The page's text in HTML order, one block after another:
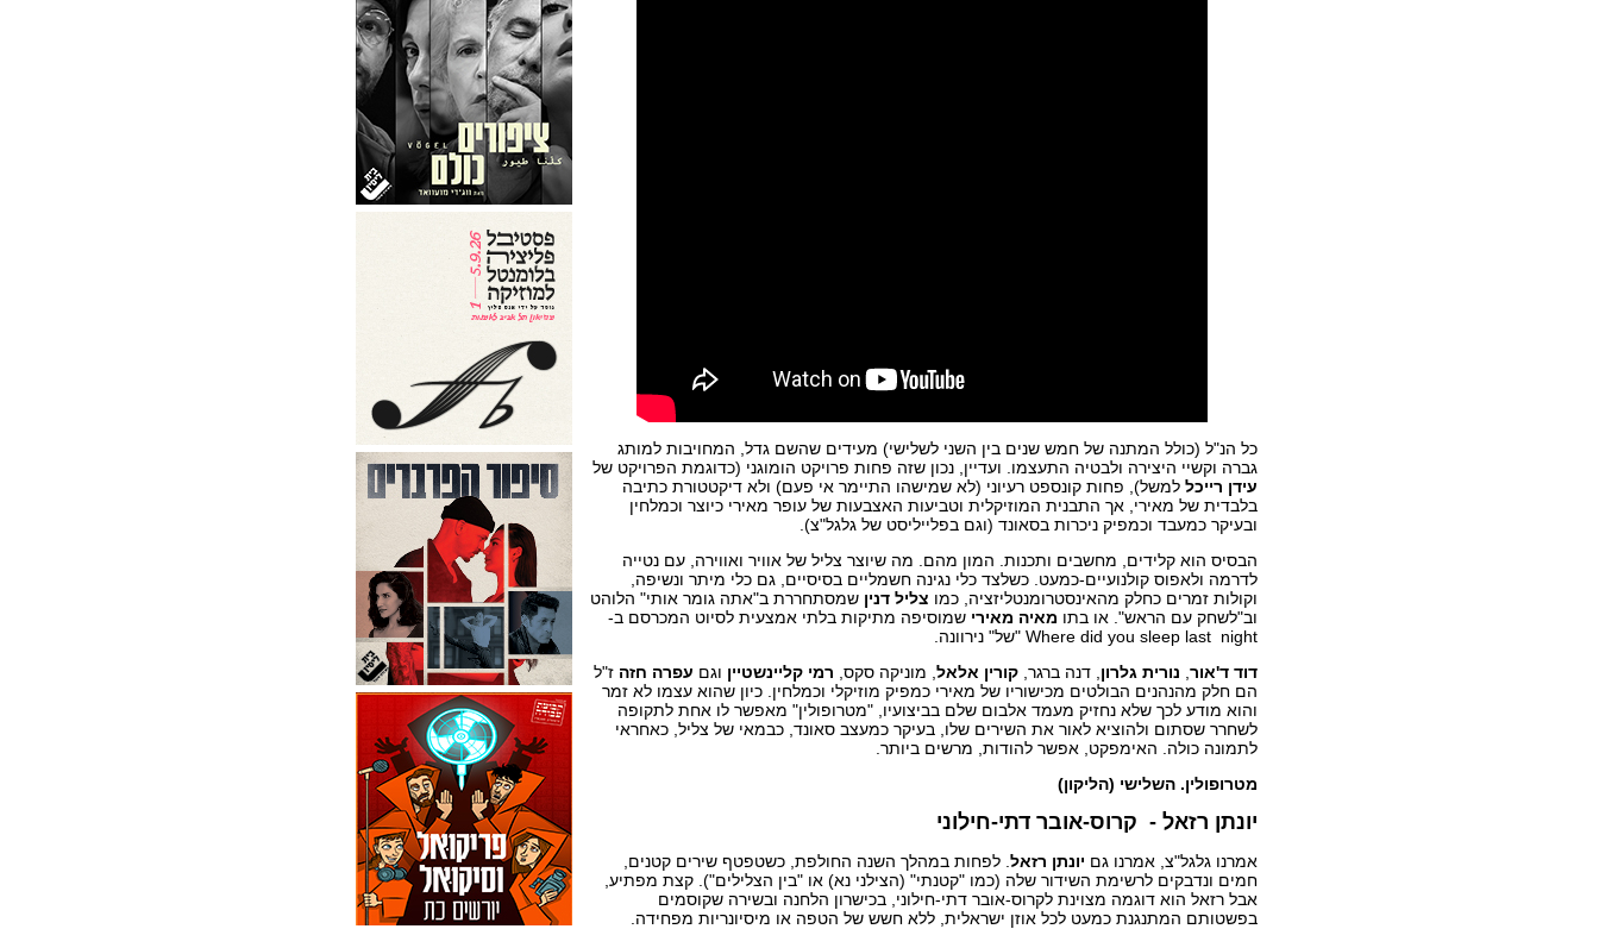
כל הנ"ל (כולל המתנה של חמש שנים בין השני לשלישי) מעידים שהשם גדל, המחויבות למותג
גברה וקשיי היצירה ולבטיה התעצמו. ועדיין, נכון שזה פחות פרויקט הומוגני (כדוגמת הפרויקט של
עידן רייכל למשל), פחות קונספט רעיוני (לא שמישהו התיימר אי פעם) ולא דיקטטורת כתיבה
בלבדית של מאירי, אך התבנית המוזיקלית וטביעות האצבעות של עופר מאירי כיוצר וכמלחין
ובעיקר כמעבד וכמפיק ניכרות בסאונד (וגם בפלייליסט של גלגל"צ).
הבסיס הוא קלידים, מחשבים ותכנות. המון מהם. מה שיוצר צליל של אוויר ואווירה, עם נטייה
לדרמה ולאפוס קולנועיים-כמעט. כשלצד כלי נגינה חשמליים בסיסיים, גם כלי מיתר ונשיפה,
וקולות זמרים כחלק מהאינסטרומנטליזציה, כמו צליל דנין שמסתחררת ב"אתה גומר אותי" הלוהט
וב"לשחק עם הראש". או בתו מאיה מאירי שמוסיפה מתיקות בלתי אמצעית לסיוט המכרסם ב-
Where did you sleep last night "של" נירוונה.
דוד ד'אור נורית גלרון , דנה ברגר, קורין אלאל , מוניקה סקס, רמי קליינשטיין וגם עפרה חזה ז"ל
הם חלק מהנהנים הבולטים מכישוריו של מאירי כמפיק מוזיקלי וכמלחין. כיון שהוא עצמו לא זמר
והוא מודע לכך שלא נחזיק מעמד אלבום שלם בביצועיו, "מטרופולין" מאפשר לו אחת לתקופה
לשחרר שסתום ולהוציא לאור את השירים שלו, בעיקר כמעצב סאונד, כבמאי של צליל, כאחראי
לתמונה כולה. האימפקט, אפשר להודות, מרשים ביותר.
מטרופולין. השלישי (הליקון)
יונתן רזאל - קרוס-אובר דתי-חילוני
אמרנו גלגל"צ, אמרנו גם יונתן רזאל . לפחות במהלך השנה החולפת, כשטפטף שירים קטנים,
חמים ונדבקים לרשימת השידור שלה (כמו "קטנתי" (הצילני נא) או "בין הצלילים"). קצת מפתיע,
אבל רזאל הוא דוגמה מצוינת לקרוס-אובר דתי-חילוני, בכישרון הלחנה ובשירה שקוסמים
בפשטותם המתנגנת כמעט לכל אוזן ישראלית, ללא חשש של הטפה או מיסיונריות מפחידה.